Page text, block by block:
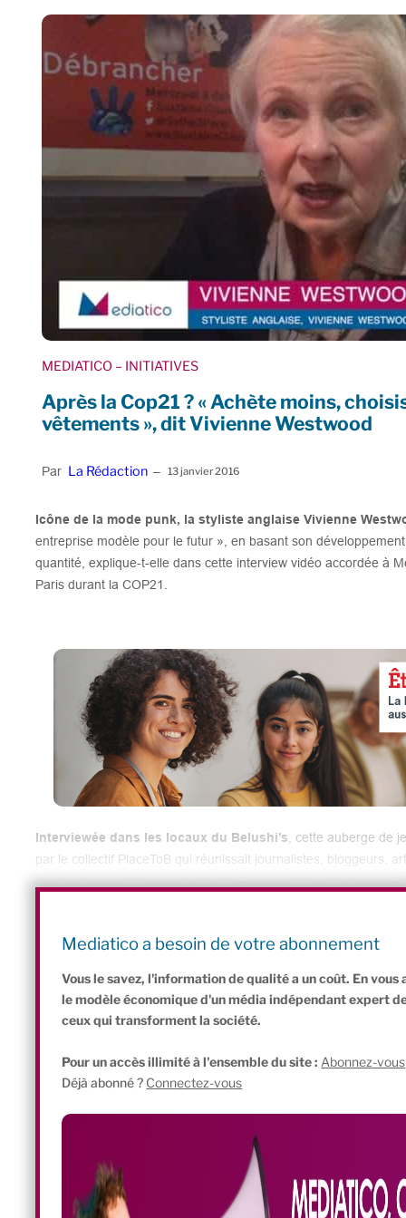
MEDIATICO – INITIATIVES
Après la Cop21 ? « Achète moins,
vêtements », dit Vivienne Westwood
Par La Rédaction – 13 janvier 2016
Icône de la mode punk, la styliste anglaise Vivienne
entreprise modèle pour le futur », en basant son
quantité, explique-t-elle dans cette interview vidéo accordée à
Paris durant la COP21.
Interviewée dans les locaux du Belushi’s , cette auberge de
par le collectif PlaceToB qui réunissait journalistes, bloggeurs,
genres pour raconter « autrement » les questions climatiques,
Mediatico a besoin de votre abonnement
Vous le savez, l'information de qualité a un coût. En
le modèle économique d'un média indépendant expert
ceux qui transforment la société.
Pour un accès illimité à l'ensemble du site : Abonnez-vous
Déjà abonné ? Connectez-vous